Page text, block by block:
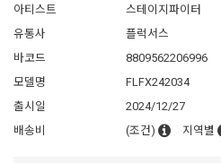
아티스트
스테이지파이터
유통사
플럭서스
바코드
8809562206996
모델명
FLFX242034
출시일
2024/12/27
배송비
(조건) 지역별